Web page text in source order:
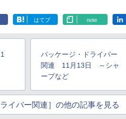
ション (32GB) 7イン
チディスプレイ、明
調節ライト、12週間
告なし、メタリック
￥27,980
トレージ、防水、7イ
ンチカラーディスプ
ト、最大8週間持続バ
し、ブラック (2025
年発売)
￥31,980
イン
レ
明
ムペ
イト
￥
はてブ note
パッケージ・ドライバー
関連 11月13日 ～シャ
ープなど
イバー関連］の他の記事を見る